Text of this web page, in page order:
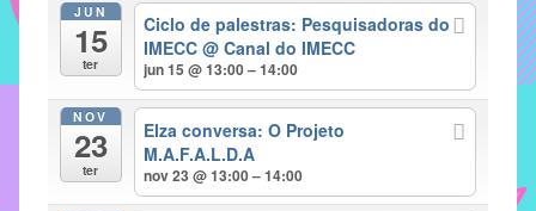
pacificadoras
problemas
verificados
instituto,
JUN
15
ter
Ciclo de palestras: Pesquisadoras do
IMECC@ Canal do IMECC
jun 15 @ 13:00 – 14:00
NOV
23
ter
Elza conversa: O Projeto
M.A.F.A.L.D.A
nov 23 @ 13:00 – 14:00